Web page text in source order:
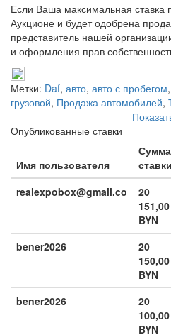
Если Ваша максимальная ставка
Аукционе и будет одобрена
представитель нашей
и оформления прав
Метки: Daf, авто, авто с пробегом,
грузовой, Продажа автомобилей,
Опубликованные ставки
Имя пользователя
Сумма
ставки
realexpobox@gmail.co
20
151,00
BYN
bener2026
20
150,00
BYN
bener2026
20
100,00
BYN